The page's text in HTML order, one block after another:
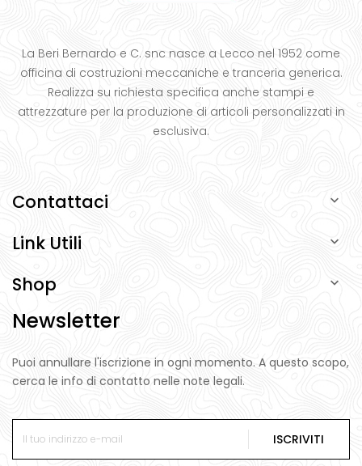
La Beri Bernardo e C. snc nasce a Lecco nel 1952 come
officina di costruzioni meccaniche e tranceria generica.
Realizza su richiesta specifica anche stampi e
attrezzature per la produzione di articoli personalizzati in
esclusiva.
Contattaci 
Link Utili 
Shop 
Newsletter
Puoi annullare l'iscrizione in ogni momento. A questo scopo,
cerca le info di contatto nelle note legali.
ISCRIVITI